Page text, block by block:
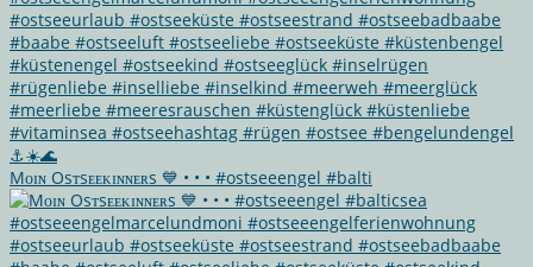
Mᴏɪɴ Osᴛsᴇᴇᴋɪɴɴᴇʀs 💙 • • • #ostseeengel #balti